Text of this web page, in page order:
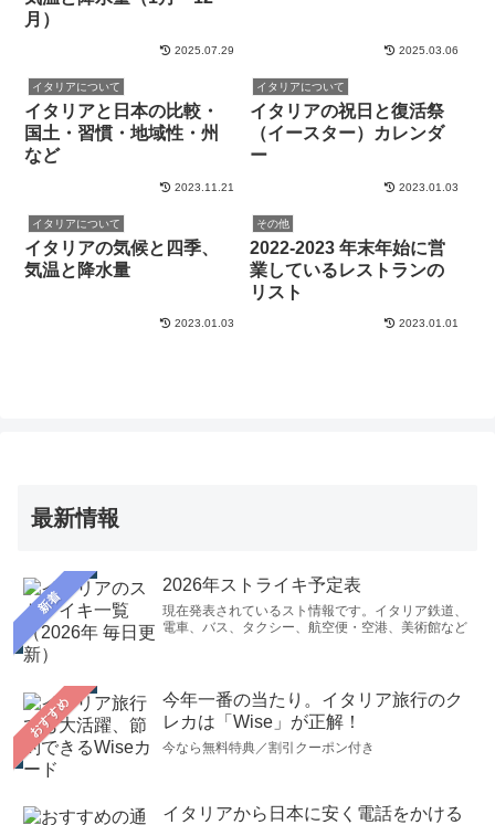
月）
2025.07.29 2025.03.06
イタリアについて
イタリアと日本の比較・
国土・習慣・地域性・州
など
2023.11.21
イタリアについて
イタリアの祝日と復活祭
（イースター）カレンダ
ー
2023.01.03
イタリアについて
イタリアの気候と四季、
気温と降水量
2023.01.03
その他
2022-2023 年末年始に営
業しているレストランの
リスト
2023.01.01
最新情報
新着
2026年ストライキ予定表
現在発表されているスト情報です。イタリア鉄道、
電車、バス、タクシー、航空便・空港、美術館など
おすすめ
今年一番の当たり。イタリア旅行のク
レカは「Wise」が正解！
今なら無料特典／割引クーポン付き
イタリアから日本に安く電話をかける